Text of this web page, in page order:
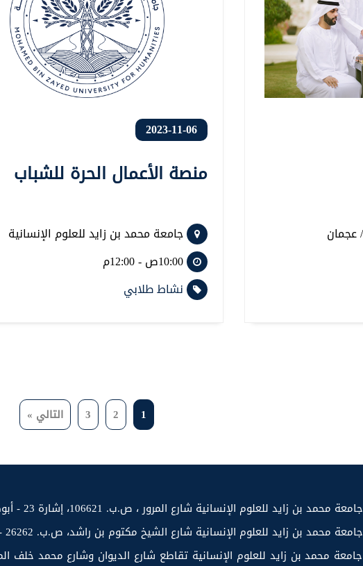
2023-11-06
منصة الأعمال الحرة للشباب
جامعة محمد بن زايد للعلوم الإنسانية
10:00ص - 12:00م
نشاط طلابي
1
2
3 التالي »
جامعة محمد بن زايد للعلوم الإنسانية شارع المرور ، ص.ب. 106621، إشارة 23 - أبوظبي
جامعة محمد بن زايد للعلوم الإنسانية شارع الشيخ مكتوم بن راشد، ص.ب. 26262 - عجمان
جامعة محمد بن زايد للعلوم الإنسانية تقاطع شارع الديوان وشارع محمد خلف